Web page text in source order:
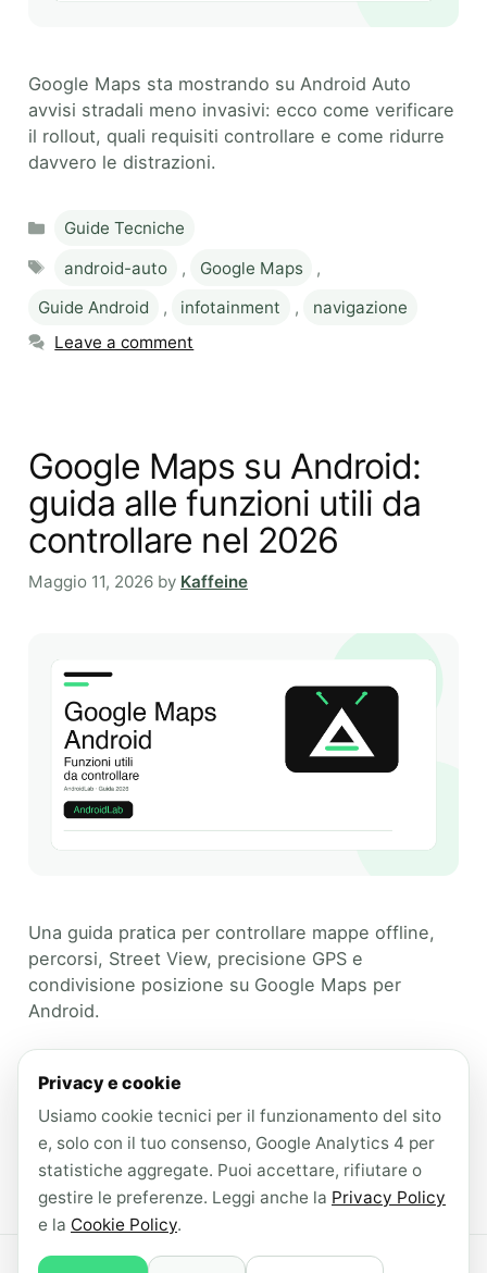
Google Maps sta mostrando su Android Auto
avvisi stradali meno invasivi: ecco come verificare
il rollout, quali requisiti controllare e come ridurre
davvero le distrazioni.
Categories
Guide Tecniche
Tags
android-auto , Google Maps
,
Guide Android
, infotainment ,
navigazione
Leave a comment
Google Maps su Android:
guida alle funzioni utili da
controllare nel 2026
Maggio 11, 2026 by Kaffeine
Una guida pratica per controllare mappe offline,
percorsi, Street View, precisione GPS e
condivisione posizione su Google Maps per
Android.
Guide Tecniche
Tags
Android , Google Maps , Guide Tecniche
,
navigazione
,
privacy
Leave a comment
© 2026 AndroidLab · Contenuti redatti con il
Privacy e cookie
Usiamo cookie tecnici per il funzionamento del sito
e, solo con il tuo consenso, Google Analytics 4 per
statistiche aggregate. Puoi accettare, rifiutare o
gestire le preferenze. Leggi anche la Privacy Policy
e la Cookie Policy.